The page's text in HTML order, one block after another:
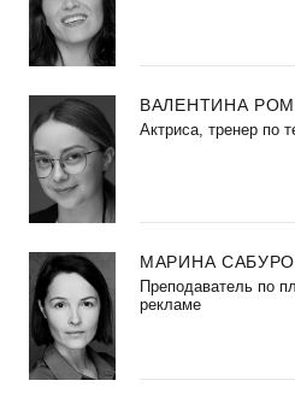
ВАЛЕНТИНА
Актриса, тренер по
МАРИНА
Преподаватель по
рекламе